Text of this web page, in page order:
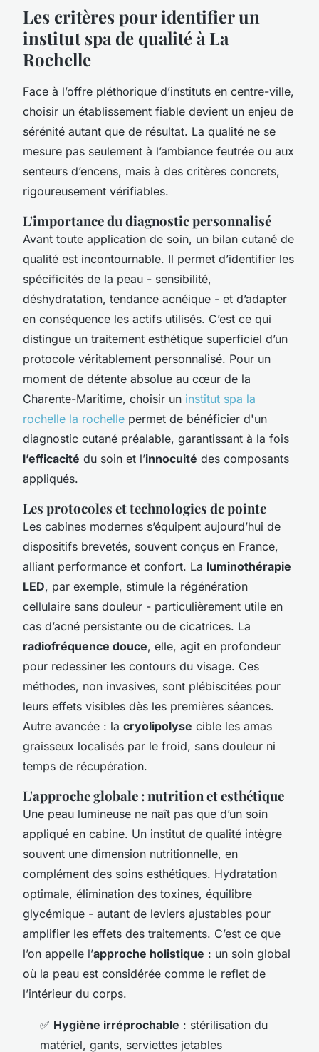
Les critères pour identifier un
institut spa de qualité à La
Rochelle
Face à l’offre pléthorique d’instituts en centre-ville,
choisir un établissement fiable devient un enjeu de
sérénité autant que de résultat. La qualité ne se
mesure pas seulement à l’ambiance feutrée ou aux
senteurs d’encens, mais à des critères concrets,
rigoureusement vérifiables.
L'importance du diagnostic personnalisé
Avant toute application de soin, un bilan cutané de
qualité est incontournable. Il permet d’identifier les
spécificités de la peau - sensibilité,
déshydratation, tendance acnéique - et d’adapter
en conséquence les actifs utilisés. C’est ce qui
distingue un traitement esthétique superficiel d’un
protocole véritablement personnalisé. Pour un
moment de détente absolue au cœur de la
Charente-Maritime, choisir un institut spa la
rochelle la rochelle permet de bénéficier d'un
diagnostic cutané préalable, garantissant à la fois
l’efficacité du soin et l’innocuité des composants
appliqués.
Les protocoles et technologies de pointe
Les cabines modernes s’équipent aujourd’hui de
dispositifs brevetés, souvent conçus en France,
alliant performance et confort. La luminothérapie
LED, par exemple, stimule la régénération
cellulaire sans douleur - particulièrement utile en
cas d’acné persistante ou de cicatrices. La
radiofréquence douce, elle, agit en profondeur
pour redessiner les contours du visage. Ces
méthodes, non invasives, sont plébiscitées pour
leurs effets visibles dès les premières séances.
Autre avancée : la cryolipolyse cible les amas
graisseux localisés par le froid, sans douleur ni
temps de récupération.
L'approche globale : nutrition et esthétique
Une peau lumineuse ne naît pas que d’un soin
appliqué en cabine. Un institut de qualité intègre
souvent une dimension nutritionnelle, en
complément des soins esthétiques. Hydratation
optimale, élimination des toxines, équilibre
glycémique - autant de leviers ajustables pour
amplifier les effets des traitements. C’est ce que
l’on appelle l’approche holistique : un soin global
où la peau est considérée comme le reflet de
l’intérieur du corps.
✅ Hygiène irréprochable : stérilisation du
matériel, gants, serviettes jetables